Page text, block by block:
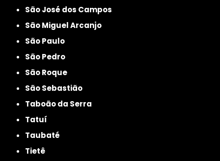
São José dos Campos
São Miguel Arcanjo
São Paulo
São Pedro
São Roque
São Sebastião
Taboão da Serra
Tatuí
Taubaté
Tietê